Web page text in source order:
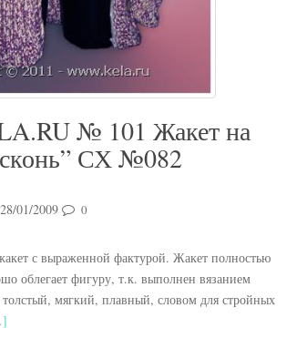
№ 101 Жакет на
СХ №082
28/01/2009 0
с выраженной фактурой. Жакет полностью
облегает фигуру, т.к. выполнен вязанием
мягкий, плавный, словом для стройных